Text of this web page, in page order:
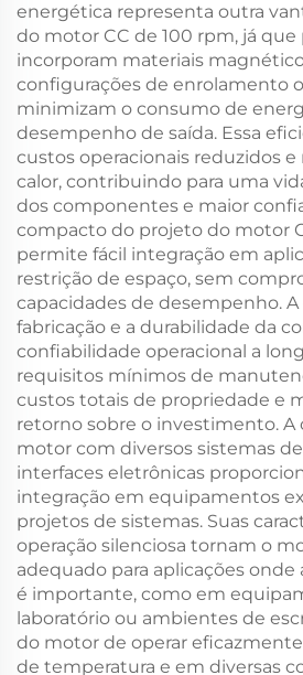
energética representa outra
do motor CC de 100 rpm, já
incorporam materiais
configurações de enrolamento
minimizam o consumo de
desempenho de saída. Essa
custos operacionais reduzidos
calor, contribuindo para uma
dos componentes e maior
compacto do projeto do motor
permite fácil integração em
restrição de espaço, sem
capacidades de desempenho.
fabricação e a durabilidade da
confiabilidade operacional a
requisitos mínimos de
custos totais de propriedade e
retorno sobre o investimento.
motor com diversos sistemas
interfaces eletrônicas
integração em equipamentos
projetos de sistemas. Suas
operação silenciosa tornam o
adequado para aplicações
é importante, como em
laboratório ou ambientes de
do motor de operar
de temperatura e em diversas